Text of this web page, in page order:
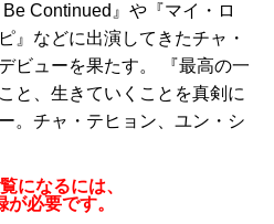
Continued』や『マイ・ロ
』などに出演してきたチャ・
ビューを果たす。 『最高の一
と、生きていくことを真剣に
。チャ・テヒョン、ユン・シ
になるには、
が必要です。